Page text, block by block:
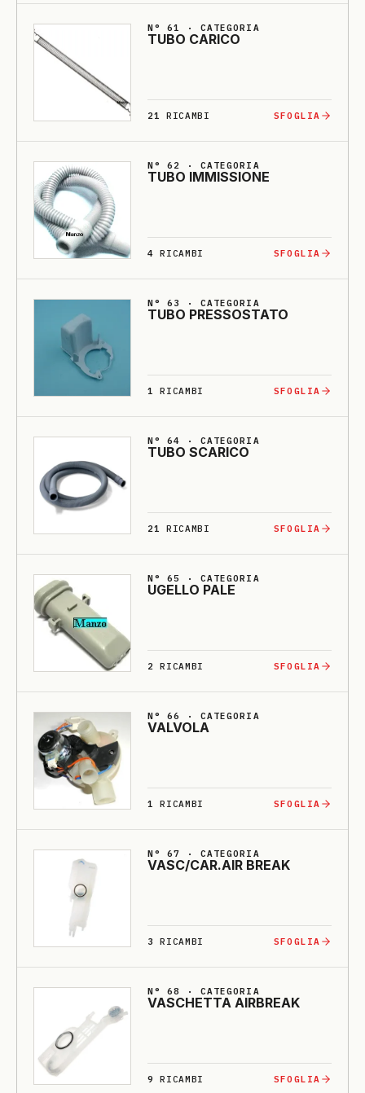
N° 61 · CATEGORIA
TU­BO CA­RI­CO
21 RICAMBI SFOGLIA
N° 62 · CATEGORIA
TU­BO IMMISSIO­NE
4 RICAMBI SFOGLIA
N° 63 · CATEGORIA
TU­BO PRESSOSTA­TO
1 RICAMBI SFOGLIA
N° 64 · CATEGORIA
TU­BO SCA­RI­CO
21 RICAMBI SFOGLIA
N° 65 · CATEGORIA
U­GELLO PA­LE
2 RICAMBI SFOGLIA
N° 66 · CATEGORIA
VALVO­LA
1 RICAMBI SFOGLIA
N° 67 · CATEGORIA
VASC/CAR.AIR BREAK
3 RICAMBI SFOGLIA
N° 68 · CATEGORIA
VASCHETTA AIRBREAK
9 RICAMBI SFOGLIA